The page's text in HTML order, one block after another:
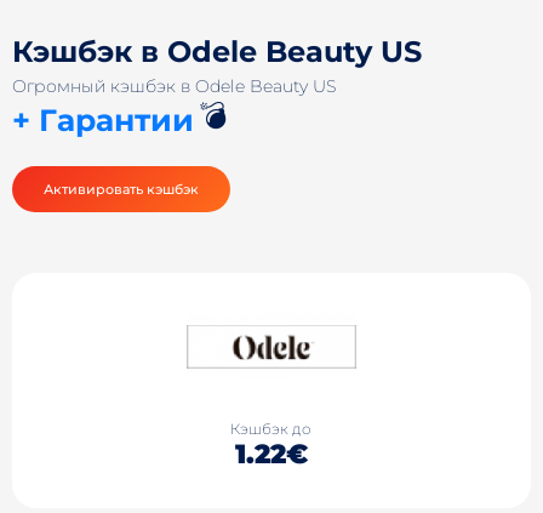
Кэшбэк в Odele Beauty US
Огромный кэшбэк в Odele Beauty US
+ Гарантии 💣
Активировать кэшбэк
Кэшбэк до
1.22€